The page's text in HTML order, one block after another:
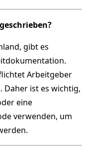
gibt es
Arbeitgeber
Daher ist es wichtig,
eine
verwenden, um